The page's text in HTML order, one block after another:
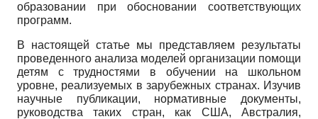
образовании при обосновании соответствующих
программ.
В настоящей статье мы представляем результаты
проведенного анализа моделей организации помощи
детям с трудностями в обучении на школьном
уровне, реализуемых в зарубежных странах. Изучив
научные публикации, нормативные документы,
руководства таких стран, как США, Австралия,